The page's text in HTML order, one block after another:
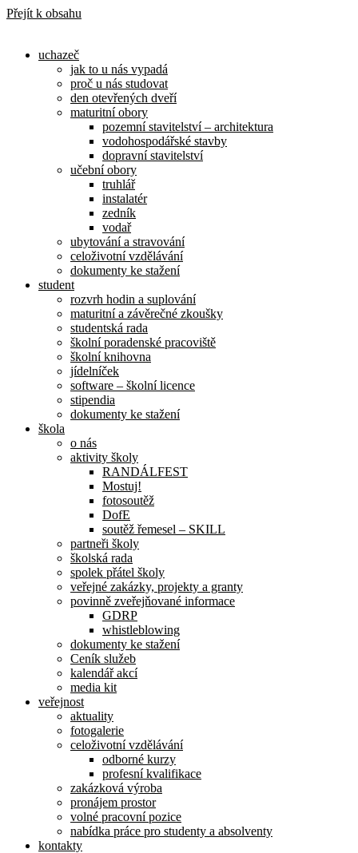
Přejít k obsahu
uchazeč
jak to u nás vypadá
proč u nás studovat
den otevřených dveří
maturitní obory
pozemní stavitelství – architektura
vodohospodářské stavby
dopravní stavitelství
učební obory
truhlář
instalatér
zedník
vodař
ubytování a stravování
celoživotní vzdělávání
dokumenty ke stažení
student
rozvrh hodin a suplování
maturitní a závěrečné zkoušky
studentská rada
školní poradenské pracoviště
školní knihovna
jídelníček
software – školní licence
stipendia
dokumenty ke stažení
škola
o nás
aktivity školy
RANDÁLFEST
Mostuj!
fotosoutěž
DofE
soutěž řemesel – SKILL
partneři školy
školská rada
spolek přátel školy
veřejné zakázky, projekty a granty
povinně zveřejňované informace
GDRP
whistleblowing
dokumenty ke stažení
Ceník služeb
kalendář akcí
media kit
veřejnost
aktuality
fotogalerie
celoživotní vzdělávání
odborné kurzy
profesní kvalifikace
zakázková výroba
pronájem prostor
volné pracovní pozice
nabídka práce pro studenty a absolventy
kontakty